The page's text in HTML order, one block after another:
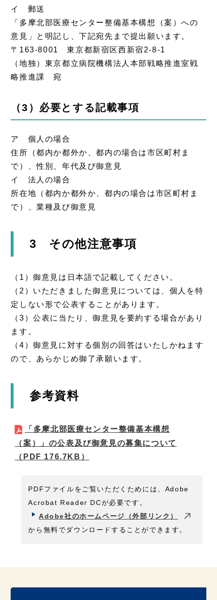
イ 郵送
「多摩北部医療センター整備基本構想（案）への
意見」と明記し、下記宛先まで提出願います。
〒163-8001 東京都新宿区西新宿2-8-1
（地独）東京都立病院機構法人本部戦略推進室戦
略推進課 宛
（3）必要とする記載事項
ア 個人の場合
住所（都内か都外か、都内の場合は市区町村ま
で）、性別、年代及び御意見
イ 法人の場合
所在地（都内か都外か、都内の場合は市区町村ま
で）、業種及び御意見
3 その他注意事項
（1）御意見は日本語で記載してください。
（2）いただきました御意見については、個人を特
定しない形で公表することがあります。
（3）公表に当たり、御意見を要約する場合があり
ます。
（4）御意見に対する個別の回答はいたしかねます
ので、あらかじめ御了承願います。
参考資料
「多摩北部医療センター整備基本構想
（案）」の公表及び御意見の募集について
（PDF 176.7KB）
PDFファイルをご覧いただくためには、Adobe
Acrobat Reader DCが必要です。
Adobe社のホームページ（外部リンク）
から無料でダウンロードすることができます。